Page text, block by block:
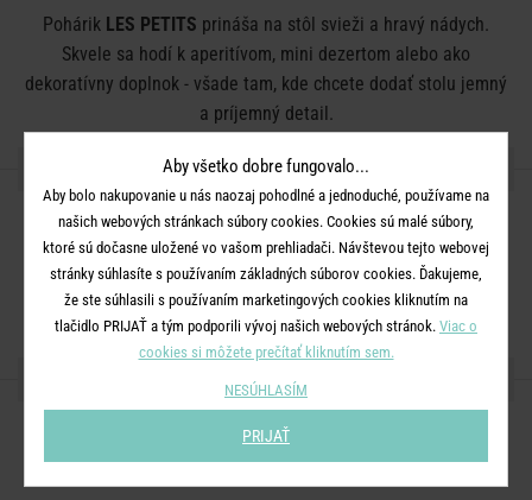
Pohárik LES PETITS prináša na stôl svieži a hravý nádych.
Skvele sa hodí k aperitívom, mini dezertom alebo ako
dekoratívny doplnok - všade tam, kde chcete dodať stolu jemný
a príjemný detail.
DETAILY PRODUKTU
Rozmery:priemer 4 x V 11 cm
Objem:40 ml
Materiál:sklo
ZDIEĽAJTE S PRIATEĽMI
Aby všetko dobre fungovalo...
Aby bolo nakupovanie u nás naozaj pohodlné a jednoduché, používame na
našich webových stránkach súbory cookies. Cookies sú malé súbory,
ktoré sú dočasne uložené vo vašom prehliadači. Návštevou tejto webovej
stránky súhlasíte s používaním základných súborov cookies. Ďakujeme,
že ste súhlasili s používaním marketingových cookies kliknutím na
tlačidlo PRIJAŤ a tým podporili vývoj našich webových stránok. Viac o
cookies si môžete prečítať kliknutím sem.
NESÚHLASÍM
PRIJAŤ